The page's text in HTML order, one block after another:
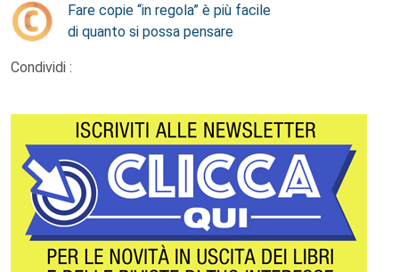
Fare copie “in regola” è più facile
di quanto si possa pensare
Condividi :